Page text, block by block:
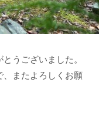
うございました。
またよろしくお願